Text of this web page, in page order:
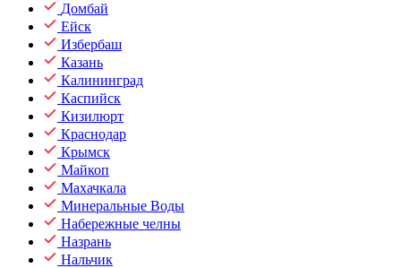
Домбай
Ейск
Избербаш
Казань
Калининград
Каспийск
Кизилюрт
Краснодар
Крымск
Майкоп
Махачкала
Минеральные Воды
Набережные челны
Назрань
Нальчик